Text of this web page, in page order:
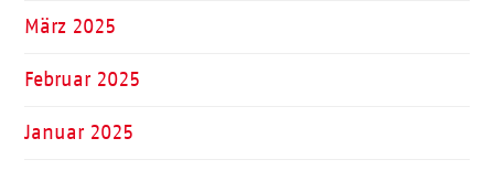
März 2025
Februar 2025
Januar 2025